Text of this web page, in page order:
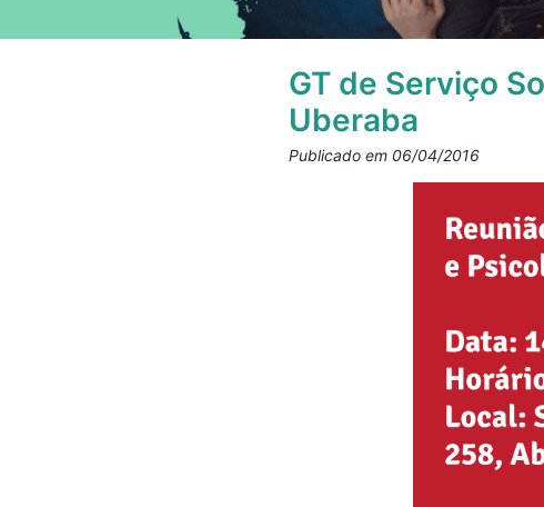
GT de Serviço
Uberaba
Publicado em 06/04/2016